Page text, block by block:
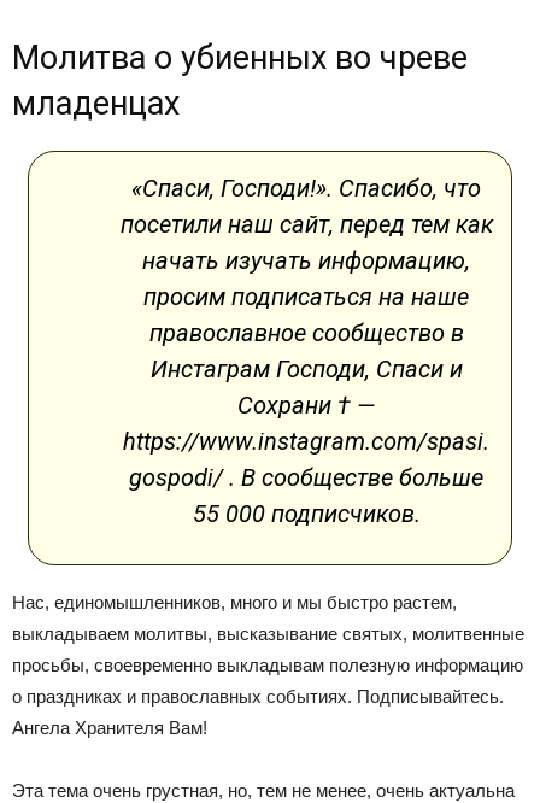
Молитва о убиенных во чреве
младенцах
«Спаси, Господи!». Спасибо, что
посетили наш сайт, перед тем как
начать изучать информацию,
просим подписаться на наше
православное сообщество в
Инстаграм Господи, Спаси и
Сохрани † —
https://www.instagram.com/spasi.
gospodi/ . В сообществе больше
55 000 подписчиков.
Нас, единомышленников, много и мы быстро растем,
выкладываем молитвы, высказывание святых, молитвенные
просьбы, своевременно выкладывам полезную информацию
о праздниках и православных событиях. Подписывайтесь.
Ангела Хранителя Вам!
Эта тема очень грустная, но, тем не менее, очень актуальна